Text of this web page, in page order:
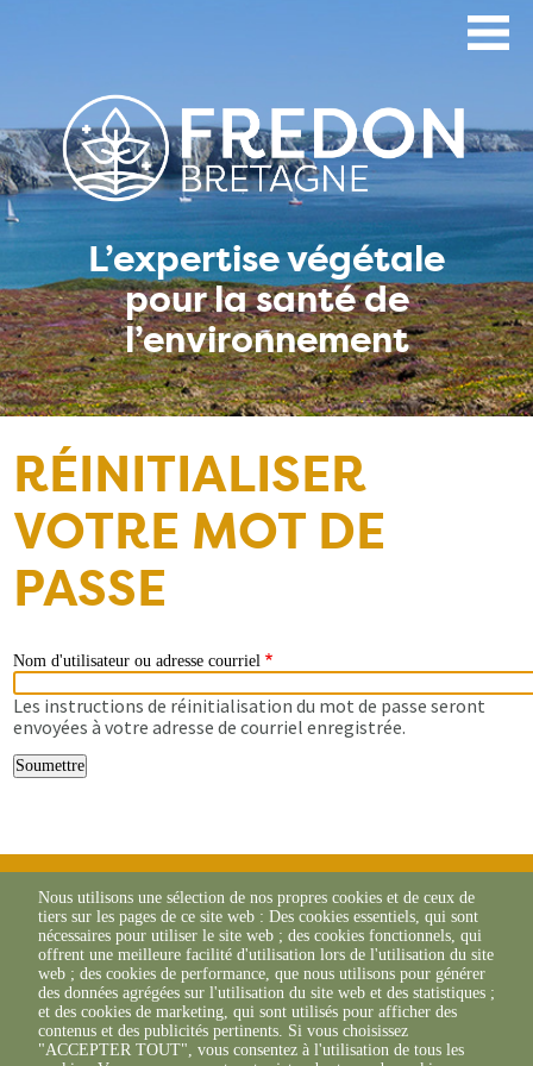
L’expertise végétale
pour la santé de
l’environnement
RÉINITIALISER
VOTRE MOT DE
PASSE
Nom d'utilisateur ou adresse courriel
Les instructions de réinitialisation du mot de passe seront
envoyées à votre adresse de courriel enregistrée.
Nous utilisons une sélection de nos propres cookies et de ceux de
tiers sur les pages de ce site web : Des cookies essentiels, qui sont
nécessaires pour utiliser le site web ; des cookies fonctionnels, qui
offrent une meilleure facilité d'utilisation lors de l'utilisation du site
web ; des cookies de performance, que nous utilisons pour générer
des données agrégées sur l'utilisation du site web et des statistiques ;
et des cookies de marketing, qui sont utilisés pour afficher des
contenus et des publicités pertinents. Si vous choisissez
"ACCEPTER TOUT", vous consentez à l'utilisation de tous les